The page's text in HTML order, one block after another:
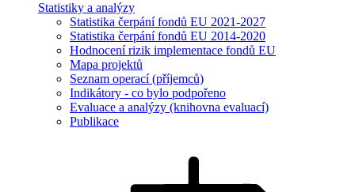
Statistiky a analýzy
Statistika čerpání fondů EU 2021-2027
Statistika čerpání fondů EU 2014-2020
Hodnocení rizik implementace fondů EU
Mapa projektů
Seznam operací (příjemců)
Indikátory - co bylo podpořeno
Evaluace a analýzy (knihovna evaluací)
Publikace